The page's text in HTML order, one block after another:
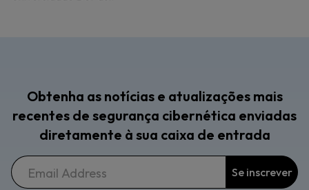
Obtenha as notícias e atualizações mais
recentes de segurança cibernética enviadas
diretamente à sua caixa de entrada